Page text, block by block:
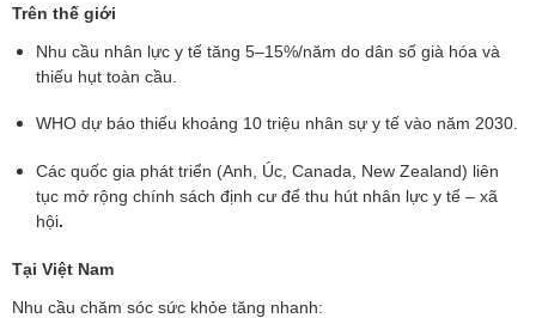
Trên thế giới
Nhu cầu nhân lực y tế tăng 5–15%/năm do dân số già hóa và
thiếu hụt toàn cầu.
WHO dự báo thiếu khoảng 10 triệu nhân sự y tế vào năm 2030.
Các quốc gia phát triển (Anh, Úc, Canada, New Zealand) liên
tục mở rộng chính sách định cư để thu hút nhân lực y tế – xã
hội.
Tại Việt Nam
Nhu cầu chăm sóc sức khỏe tăng nhanh: